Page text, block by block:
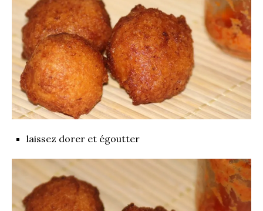
laissez dorer et égoutter